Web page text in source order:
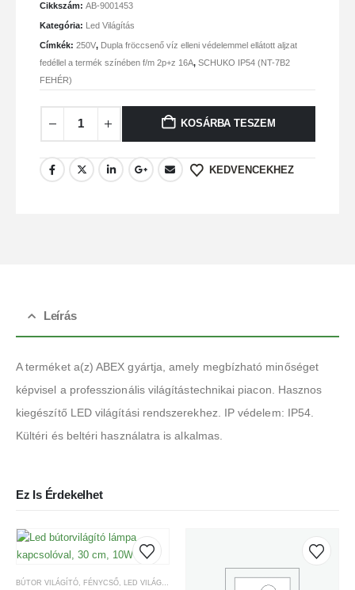
Cikkszám: AB-9001453
Kategória: Led Világítás
Címkék: 250V, Dupla fröccsenő víz elleni védelemmel ellátott aljzat
fedéllel a termék színében f/m 2p+z 16A, SCHUKO IP54 (NT-7B2
FEHÉR)
KOSÁRBA TESZEM
KEDVENCEKHEZ
Leírás
A terméket a(z) ABEX gyártja, amely megbízható minőséget
képvisel a professzionális világítástechnikai piacon. Hasznos
kiegészítő LED világítási rendszerekhez. IP védelem: IP54.
Kültéri és beltéri használatra is alkalmas.
Ez Is Érdekelhet
BÚTOR VILÁGÍTÓ FÉNYCSŐ LED VILÁGÍTÁS